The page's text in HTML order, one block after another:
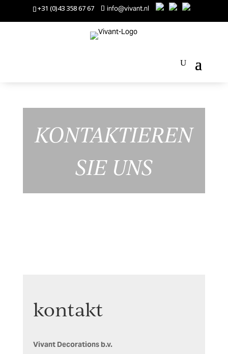
+31 (0)43 358 67 67 info@vivant.nl
KONTAKTIEREN
SIE UNS
kontakt
Vivant Decorations b.v.